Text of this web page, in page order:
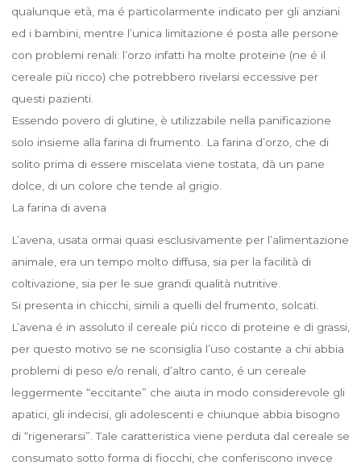
qualunque età, ma é particolarmente indicato per gli anziani
ed i bambini, mentre l’unica limitazione é posta alle persone
con problemi renali: l’orzo infatti ha molte proteine (ne é il
cereale più ricco) che potrebbero rivelarsi eccessive per
questi pazienti.
Essendo povero di glutine, è utilizzabile nella panificazione
solo insieme alla farina di frumento. La farina d’orzo, che di
solito prima di essere miscelata viene tostata, dà un pane
dolce, di un colore che tende al grigio.
La farina di avena
L’avena, usata ormai quasi esclusivamente per l’alimentazione
animale, era un tempo molto diffusa, sia per la facilità di
coltivazione, sia per le sue grandi qualità nutritive.
Si presenta in chicchi, simili a quelli del frumento, solcati.
L’avena é in assoluto il cereale più ricco di proteine e di grassi,
per questo motivo se ne sconsiglia l’uso costante a chi abbia
problemi di peso e/o renali, d’altro canto, é un cereale
leggermente “eccitante” che aiuta in modo considerevole gli
apatici, gli indecisi, gli adolescenti e chiunque abbia bisogno
di “rigenerarsi”. Tale caratteristica viene perduta dal cereale se
consumato sotto forma di fiocchi, che conferiscono invece